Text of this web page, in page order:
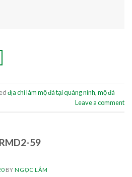
địa chỉ làm mộ đá tại quảng ninh,mộ đá
Leave a comment
59
BYNGỌC LÂM